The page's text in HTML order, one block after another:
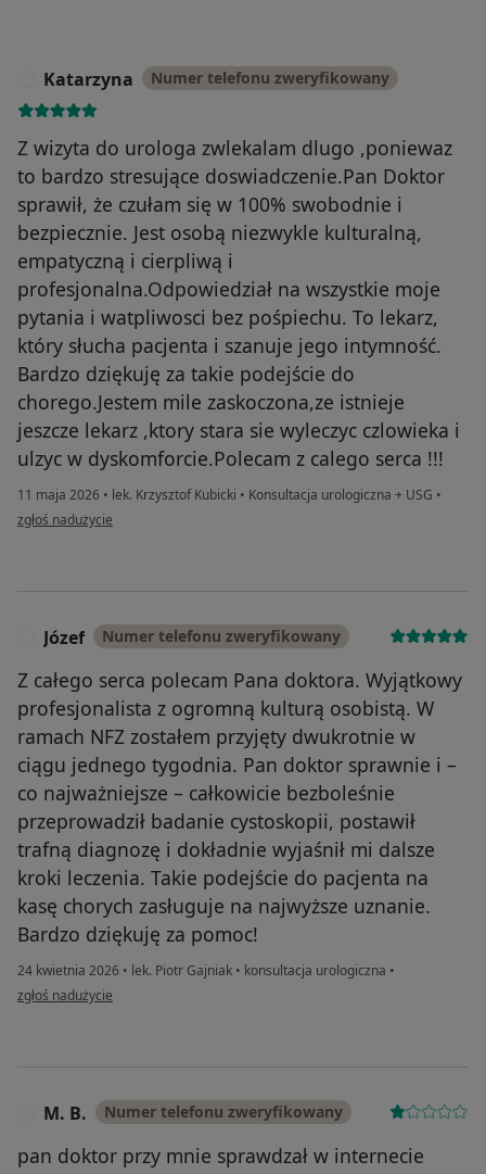
Katarzyna Numer telefonu zweryfikowany
Z wizyta do urologa zwlekalam dlugo ,poniewaz
to bardzo stresujące doswiadczenie.Pan Doktor
sprawił, że czułam się w 100% swobodnie i
bezpiecznie. Jest osobą niezwykle kulturalną,
empatyczną i cierpliwą i
profesjonalna.Odpowiedział na wszystkie moje
pytania i watpliwosci bez pośpiechu. To lekarz,
który słucha pacjenta i szanuje jego intymność.
Bardzo dziękuję za takie podejście do
chorego.Jestem mile zaskoczona,ze istnieje
jeszcze lekarz ,ktory stara sie wyleczyc czlowieka i
ulzyc w dyskomforcie.Polecam z calego serca !!!
11 maja 2026 • lek. Krzysztof Kubicki • Konsultacja urologiczna + USG •
w opinii użytkownika Katarzyna
zgłoś nadużycie
Józef Numer telefonu zweryfikowany
Z całego serca polecam Pana doktora. Wyjątkowy
profesjonalista z ogromną kulturą osobistą. W
ramach NFZ zostałem przyjęty dwukrotnie w
ciągu jednego tygodnia. Pan doktor sprawnie i –
co najważniejsze – całkowicie bezboleśnie
przeprowadził badanie cystoskopii, postawił
trafną diagnozę i dokładnie wyjaśnił mi dalsze
kroki leczenia. Takie podejście do pacjenta na
kasę chorych zasługuje na najwyższe uznanie.
Bardzo dziękuję za pomoc!
24 kwietnia 2026 • lek. Piotr Gajniak • konsultacja urologiczna •
w opinii użytkownika Józef
zgłoś nadużycie
M. B. Numer telefonu zweryfikowany
pan doktor przy mnie sprawdzał w internecie